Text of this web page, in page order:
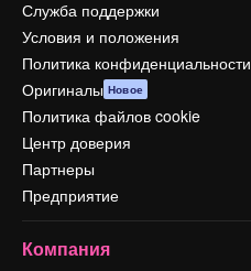
Служба поддержки
Условия и положения
Политика конфиденциальности
Оригиналы Новое
Политика файлов cookie
Центр доверия
Партнеры
Предприятие
Компания